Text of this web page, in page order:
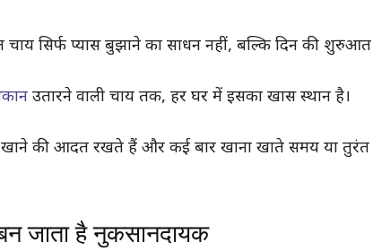
सिर्फ प्यास बुझाने का साधन नहीं, बल्कि दिन की शुरुआत
उतारने वाली चाय तक, हर घर में इसका खास स्थान है।
की आदत रखते हैं और कई बार खाना खाते समय या
जाता है नुकसानदायक